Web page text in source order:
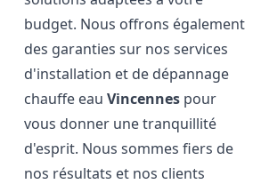
budget. Nous offrons également
des garanties sur nos services
d'installation et de dépannage
chauffe eauVincennes pour
vous donner une tranquillité
d'esprit. Nous sommes fiers de
nos résultats et nos clients